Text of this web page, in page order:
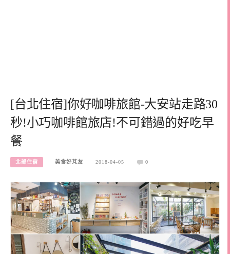
[台北住宿]你好咖啡旅館-大安站走路30
秒!小巧咖啡館旅店!不可錯過的好吃早
餐
北部住宿 美食好芃友 2018-04-05 0